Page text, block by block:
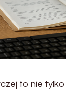
to nie tylko